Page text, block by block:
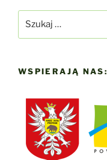
WSPIERAJĄ NAS: